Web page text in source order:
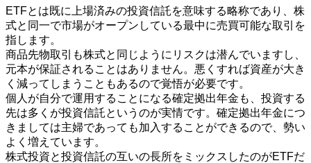
ETFとは既に上場済みの投資信託を意味する略称であり、株
式と同一で市場がオープンしている最中に売買可能な取引を
指します。
商品先物取引も株式と同じようにリスクは潜んでいますし、
元本が保証されることはありません。悪くすれば資産が大き
く減ってしまうこともあるので覚悟が必要です。
個人が自分で運用することになる確定拠出年金も、投資する
先は多くが投資信託というのが実情です。確定拠出年金につ
きましては主婦であっても加入することができるので、勢い
よく増えています。
株式投資と投資信託の互いの長所をミックスしたのがETFだ